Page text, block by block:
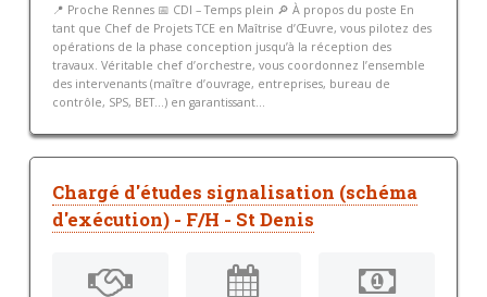
📍 Proche Rennes 📅 CDI – Temps plein 🔎 À propos du poste En
tant que Chef de Projets TCE en Maîtrise d’Œuvre, vous pilotez des
opérations de la phase conception jusqu’à la réception des
travaux. Véritable chef d’orchestre, vous coordonnez l’ensemble
des intervenants (maître d’ouvrage, entreprises, bureau de
contrôle, SPS, BET…) en garantissant...
Chargé d'études signalisation (schéma
d'exécution) - F/H - St Denis